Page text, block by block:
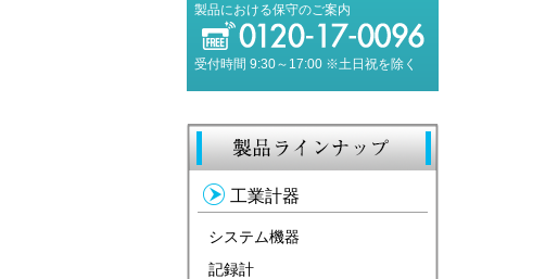
製品における保守のご案内
受付時間 9:30～17:00 ※土日祝を除く
工業計器
システム機器
記録計